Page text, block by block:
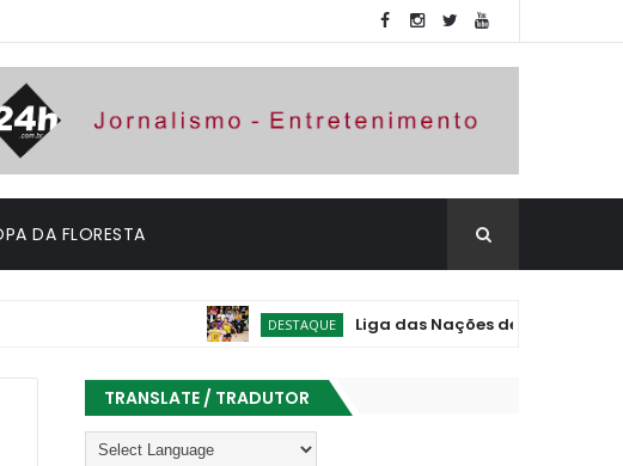
DA FLORESTA
DESTAQUE Liga das Nações de Vôlei: Brasil vence
TRANSLATE / TRADUTOR